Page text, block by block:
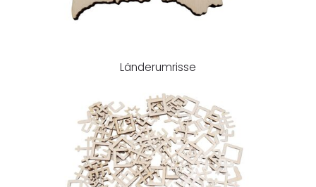
Länderumrisse